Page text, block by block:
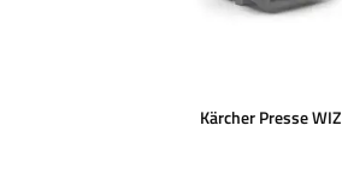
Kärcher Presse WIZ